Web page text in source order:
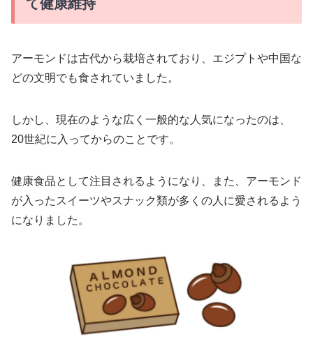
て健康維持
アーモンドは古代から栽培されており、エジプトや中国な
どの文明でも食されていました。
しかし、現在のような広く一般的な人気になったのは、
20世紀に入ってからのことです。
健康食品として注目されるようになり、また、アーモンド
が入ったスイーツやスナック類が多くの人に愛されるよう
になりました。